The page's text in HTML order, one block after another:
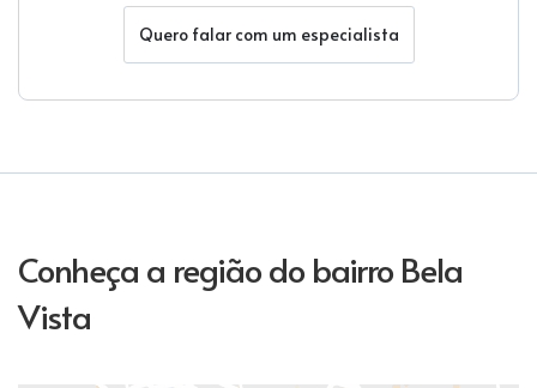
Quero falar com um especialista
Conheça a região do bairro Bela
Vista